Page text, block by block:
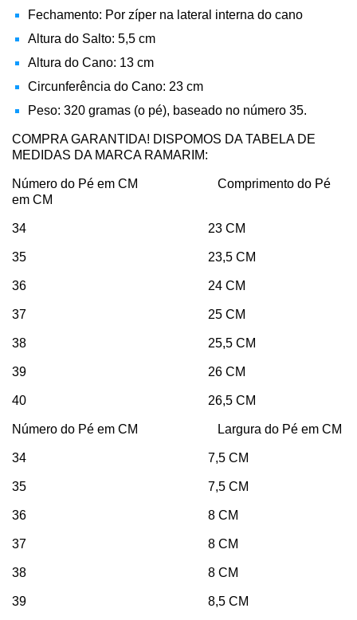
Fechamento: Por zíper na lateral interna do cano
Altura do Salto: 5,5 cm
Altura do Cano: 13 cm
Circunferência do Cano: 23 cm
Peso: 320 gramas (o pé), baseado no número 35.
COMPRA GARANTIDA! DISPOMOS DA TABELA DE
MEDIDAS DA MARCA RAMARIM:
Número do Pé em CM Comprimento do Pé
em CM
34 23 CM
35 23,5 CM
36 24 CM
37 25 CM
38 25,5 CM
39 26 CM
40 26,5 CM
Número do Pé em CM Largura do Pé em CM
34 7,5 CM
35 7,5 CM
36 8 CM
37 8 CM
38 8 CM
39 8,5 CM